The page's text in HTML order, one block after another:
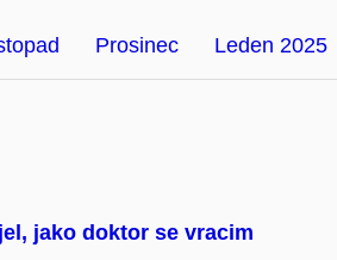
Prosinec Leden 2025
jako doktor se vracim